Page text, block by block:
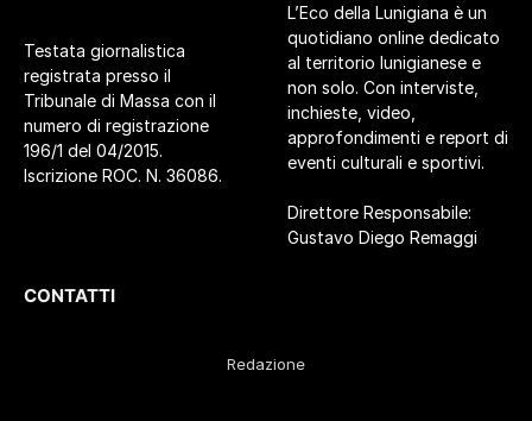
Testata giornalistica
registrata presso il
Tribunale di Massa con il
numero di registrazione
196/1 del 04/2015.
Iscrizione ROC. N. 36086.
L’Eco della Lunigiana è un
quotidiano online dedicato
al territorio lunigianese e
non solo. Con interviste,
inchieste, video,
approfondimenti e report di
eventi culturali e sportivi.
Direttore Responsabile:
Gustavo Diego Remaggi
CONTATTI
Redazione